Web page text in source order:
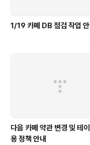
1/19 카페 DB 점검 작업 안
다음 카페 약관 변경 및 테이
용 정책 안내